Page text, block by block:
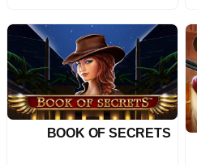
BOOK OF SECRETS